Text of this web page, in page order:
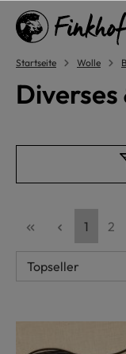
springen
Startseite Wolle
Diverses
Seite
1 2